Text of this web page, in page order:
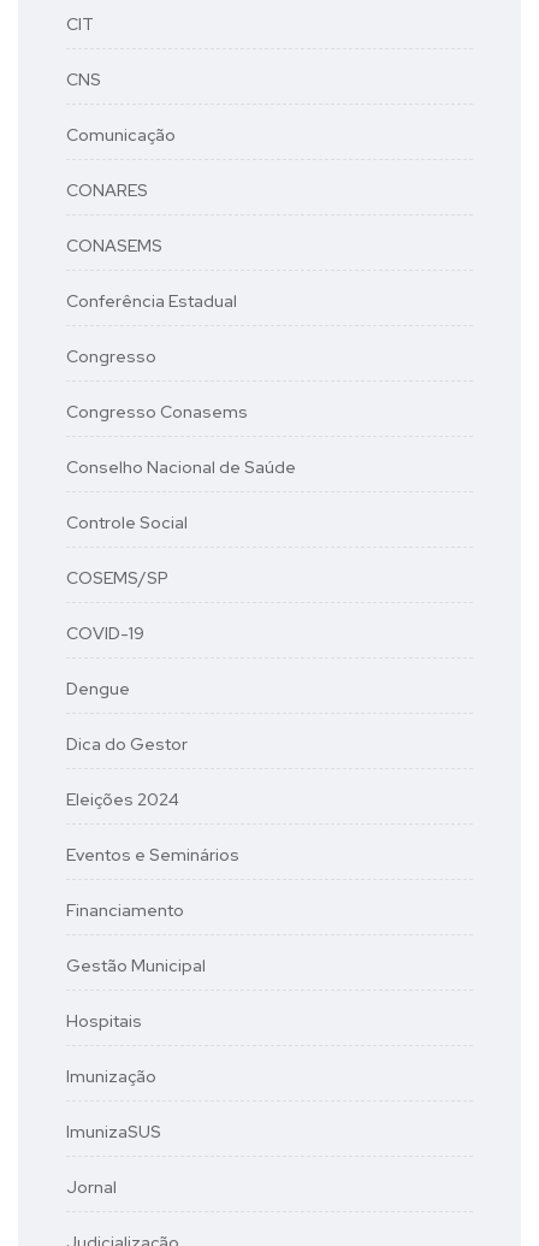
CIT
CNS
Comunicação
CONARES
CONASEMS
Conferência Estadual
Congresso
Congresso Conasems
Conselho Nacional de Saúde
Controle Social
COSEMS/SP
COVID-19
Dengue
Dica do Gestor
Eleições 2024
Eventos e Seminários
Financiamento
Gestão Municipal
Hospitais
Imunização
ImunizaSUS
Jornal